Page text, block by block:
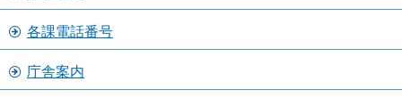
各課電話番号
庁舎案内